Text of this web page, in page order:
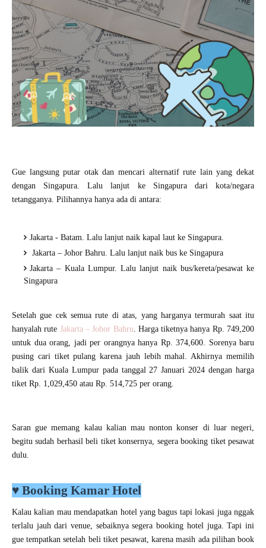
Gue langsung putar otak dan mencari alternatif rute lain yang dekat
dengan Singapura. Lalu lanjut ke Singapura dari kota/negara
tetangganya. Pilihannya hanya ada di antara:
Jakarta - Batam. Lalu lanjut naik kapal laut ke Singapura.
Jakarta – Johor Bahru. Lalu lanjut naik bus ke Singapura
Jakarta – Kuala Lumpur. Lalu lanjut naik bus/kereta/pesawat ke
Singapura
Setelah gue cek semua rute di atas, yang harganya termurah saat itu
hanyalah rute Jakarta – Johor Bahru. Harga tiketnya hanya Rp. 749,200
untuk dua orang, jadi per orangnya hanya Rp. 374,600. Sorenya baru
pusing cari tiket pulang karena jauh lebih mahal. Akhirnya memilih
balik dari Kuala Lumpur pada tanggal 27 Januari 2024 dengan harga
tiket Rp. 1,029,450 atau Rp. 514,725 per orang.
Saran gue memang kalau kalian mau nonton konser di luar negeri,
begitu sudah berhasil beli tiket konsernya, segera booking tiket pesawat
dulu.
♥ Booking Kamar Hotel
Kalau kalian mau mendapatkan hotel yang bagus tapi lokasi juga nggak
terlalu jauh dari venue, sebaiknya segera booking hotel juga. Tapi ini
gue tempatkan setelah beli tiket pesawat, karena masih ada pilihan book